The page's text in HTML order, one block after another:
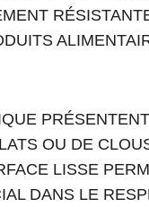
OU DE
LISSE
DANS LE